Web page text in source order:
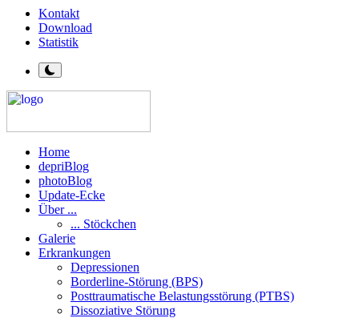
Kontakt
Download
Statistik
Home
depriBlog
photoBlog
Update-Ecke
Über ...
... Stöckchen
Galerie
Erkrankungen
Depressionen
Borderline-Störung (BPS)
Posttraumatische Belastungsstörung (PTBS)
Dissoziative Störung